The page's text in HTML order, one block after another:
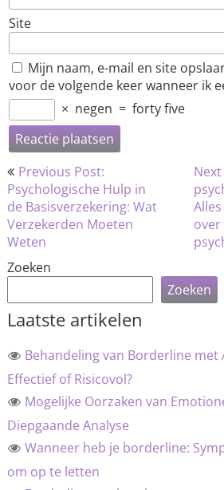
Site
Mijn naam, e-mail en site
voor de volgende keer wanneer ik
× negen = forty five
Bericht
navigatie
Previous Post:
Psychologische Hulp in
de Basisverzekering: Wat
Verzekerden Moeten
Weten
Zoeken
Zoeken
Laatste artikelen
Behandeling van Borderline met
Effectief of Risicovol?
Mogelijke Oorzaken van
Diepgaande Analyse
Wanneer heb je borderline:
om op te letten